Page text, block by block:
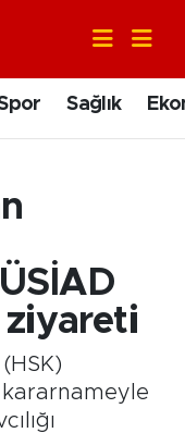
Sağlık
ziyareti
kararnameyle